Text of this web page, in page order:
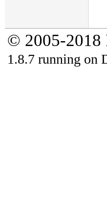
© 2005-2018
1.8.7 running on